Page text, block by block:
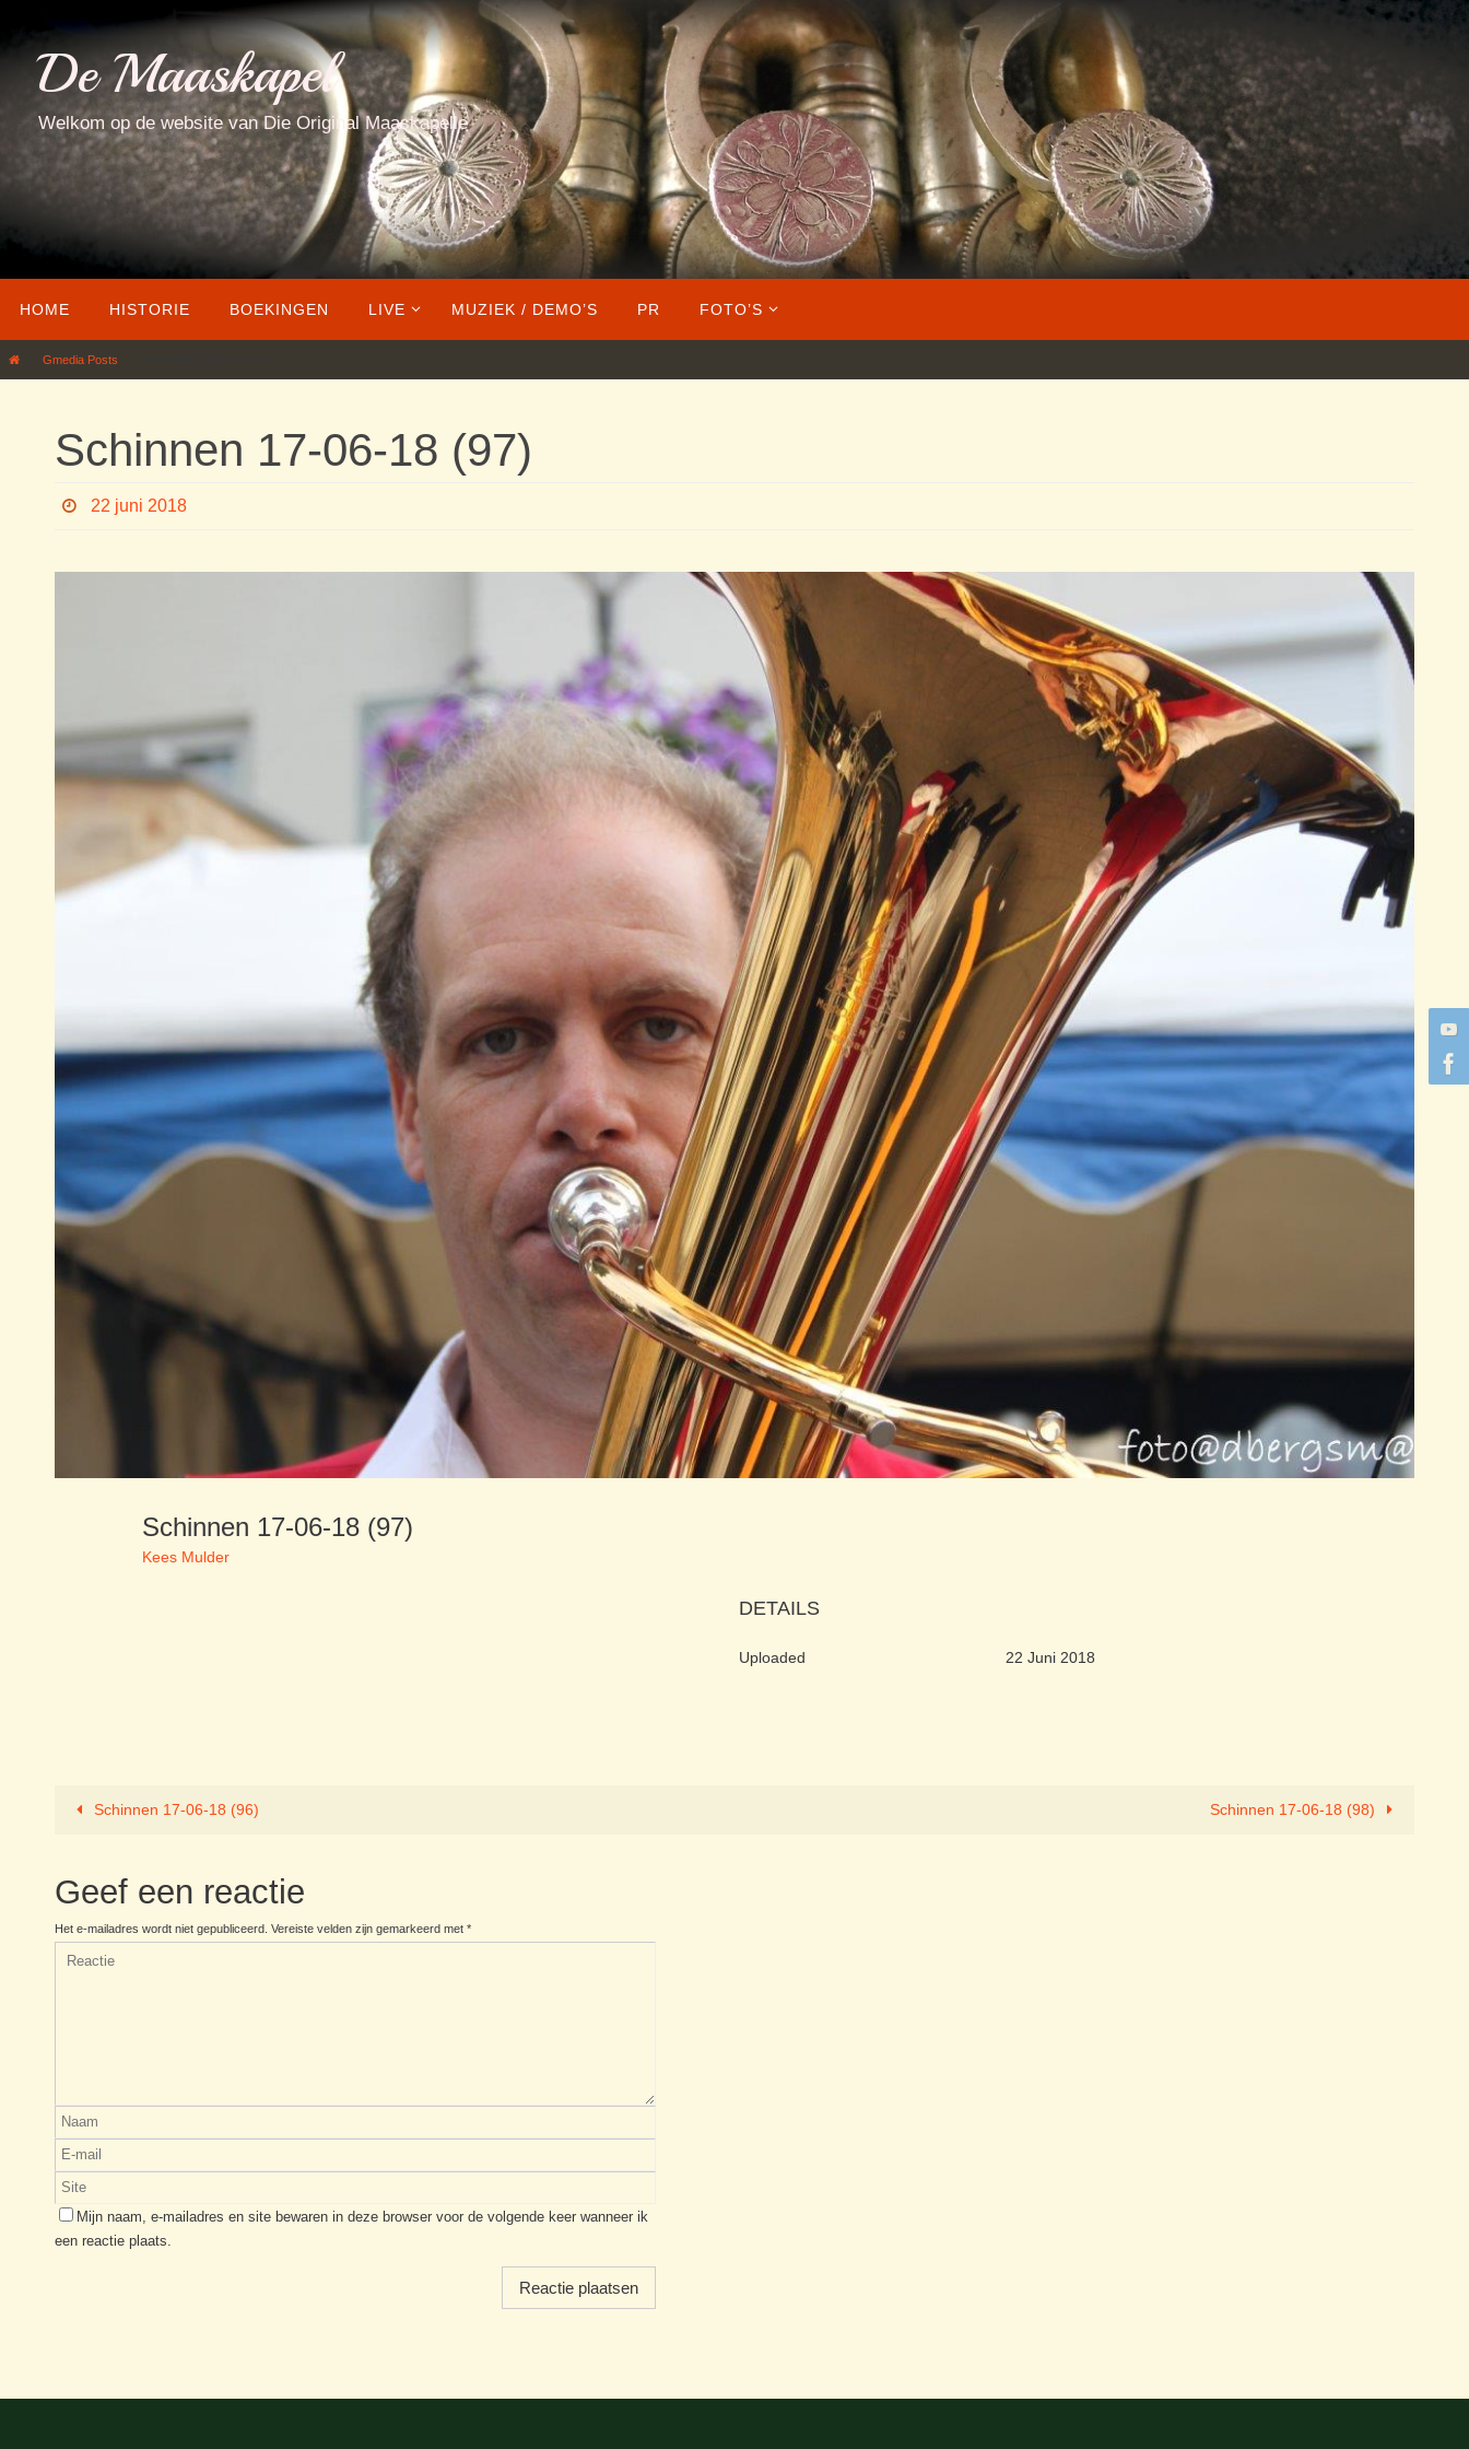
inhoudDe Maaskapel
Welkom op de website van Die Original Maaskapelle
naar
de
HOME HISTORIE BOEKINGEN LIVE MUZIEK / DEMO’S PR FOTO’S
HomeGmedia Posts
Schinnen 17-06-18 (97)
22 juni 2018
Schinnen 17-06-18 (97)
Kees Mulder
DETAILS
Uploaded 22 Juni 2018
Schinnen 17-06-18 (96) Schinnen 17-06-18 (98)
Geef een reactie
Het e-mailadres wordt niet gepubliceerd. Vereiste velden zijn gemarkeerd met *
Mijn naam, e-mailadres en site bewaren in deze browser voor de volgende keer wanneer ik
een reactie plaats.